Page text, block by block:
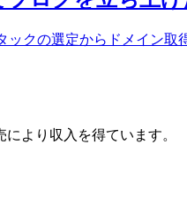
クの選定からドメイン取
より収入を得ています。